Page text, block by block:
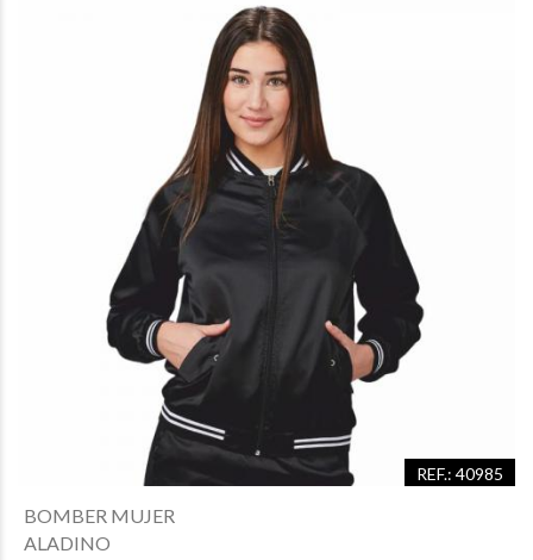
REF.: 40985
BOMBER MUJER
ALADINO